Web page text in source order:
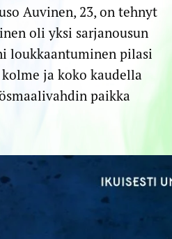
Auvinen, 23, on tehnyt
oli yksi sarjanousun
loukkaantuminen pilasi
ja koko kaudella
paikka